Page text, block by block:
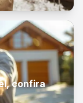
confira